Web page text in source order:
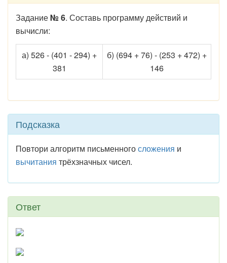
Задание№ 6. Составь программу действий и
вычисли:
а) 526 - (401 - 294) +
381
б) (694 + 76) - (253 + 472) +
146
Подсказка
Повтори алгоритм письменногосложения и
вычитания трёхзначных чисел.
Ответ